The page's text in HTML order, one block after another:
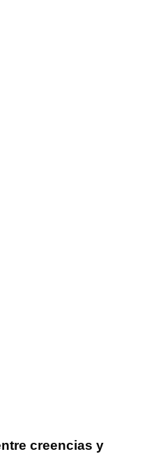
creencias y